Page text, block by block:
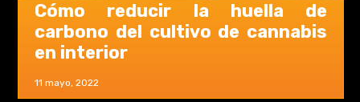
11 mayo, 2022
Cómo reducir la huella de
carbono del cultivo de cannabis
en interior